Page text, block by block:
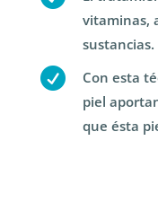
vitaminas,
sustancias.

Con esta
piel
que ésta